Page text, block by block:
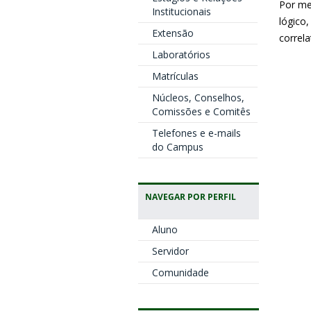
Institucionais
Extensão
Laboratórios
Matrículas
Núcleos, Conselhos,
Comissões e Comitês
Telefones e e-mails
do Campus
NAVEGAR POR PERFIL
Aluno
Servidor
Comunidade
Por